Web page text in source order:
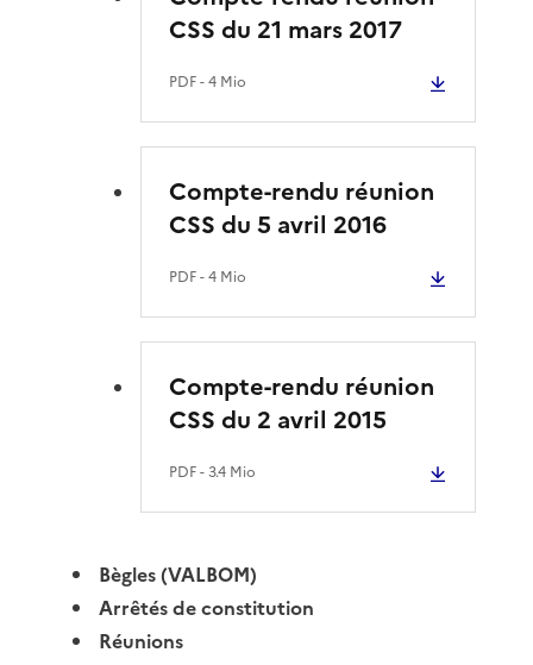
CSS du 21 mars 2017
PDF- 4 Mio
Compte-rendu réunion
CSS du 5 avril 2016
PDF- 4 Mio
Compte-rendu réunion
CSS du 2 avril 2015
PDF- 3.4 Mio
Bègles (VALBOM)
Arrêtés de constitution
Réunions